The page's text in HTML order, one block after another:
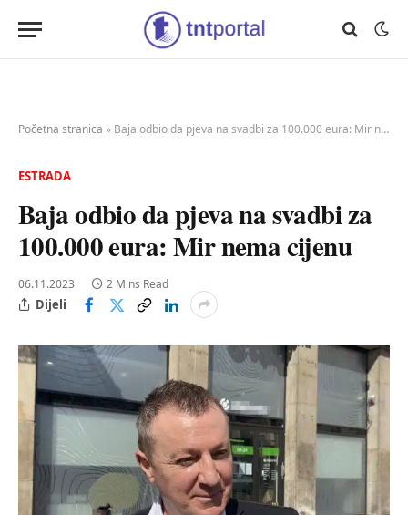
Početna stranica » Baja odbio da pjeva na svadbi za 100.000 eura: Mir nema cijenu
ESTRADA
Baja odbio da pjeva na svadbi za
100.000 eura: Mir nema cijenu
06.11.2023 2 Mins Read
Dijeli